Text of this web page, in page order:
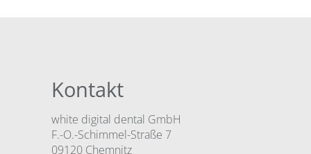
Kontakt
white digital dental GmbH
F.-O.-Schimmel-Straße 7
09120 Chemnitz